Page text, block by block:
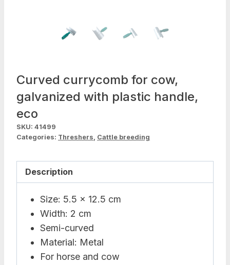
Curved currycomb for cow,
galvanized with plastic handle,
eco
SKU: 41499
Categories: Threshers, Cattle breeding
Description
Size: 5.5 x 12.5 cm
Width: 2 cm
Semi-curved
Material: Metal
For horse and cow